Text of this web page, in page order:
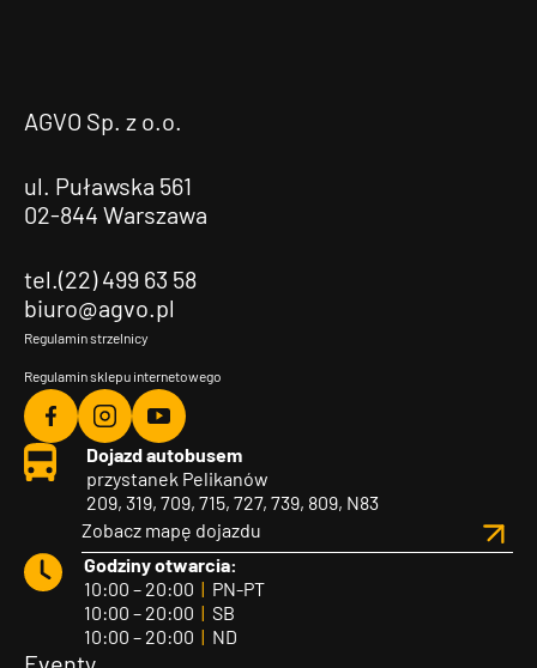
AGVO Sp. z o.o.
ul. Puławska 561
02-844 Warszawa
tel.(22) 499 63 58
biuro@agvo.pl
Regulamin strzelnicy
Regulamin sklepu internetowego
Agvo
Facebook
Agvo
Instagram
Agvo
YouTube
Dojazd autobusem
przystanek Pelikanów
209, 319, 709, 715, 727, 739, 809, N83
Zobacz mapę dojazdu
Godziny otwarcia:
10:00 – 20:00 | PN-PT
10:00 – 20:00 | SB
10:00 – 20:00 | ND